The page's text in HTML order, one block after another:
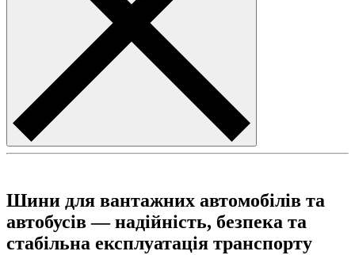
Шини для вантажних автомобілів та
автобусів — надійність, безпека та
стабільна експлуатація транспорту